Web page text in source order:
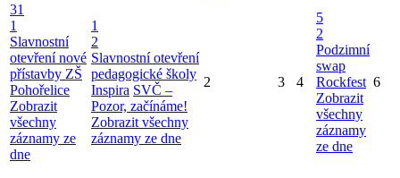
31
1
Slavnostní
otevření nové
přístavby ZŠ
Pohořelice
Zobrazit
všechny
záznamy ze
dne
1
2
Slavnostní otevření
pedagogické školy
Inspira SVČ –
Pozor, začínáme!
Zobrazit všechny
záznamy ze dne
2 3 4
5
2
Podzimní
swap
Rockfest
Zobrazit
všechny
záznamy
ze dne
6